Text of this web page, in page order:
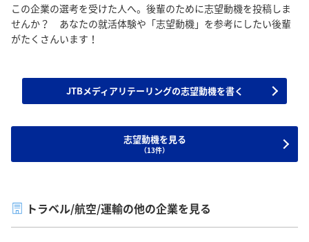
この企業の選考を受けた人へ。後輩のために志望動機を投稿しま
せんか？ あなたの就活体験や「志望動機」を参考にしたい後輩
がたくさんいます！
JTBメディアリテーリングの志望動機を書く
志望動機を見る
（13件）
トラベル/航空/運輸の他の企業を見る